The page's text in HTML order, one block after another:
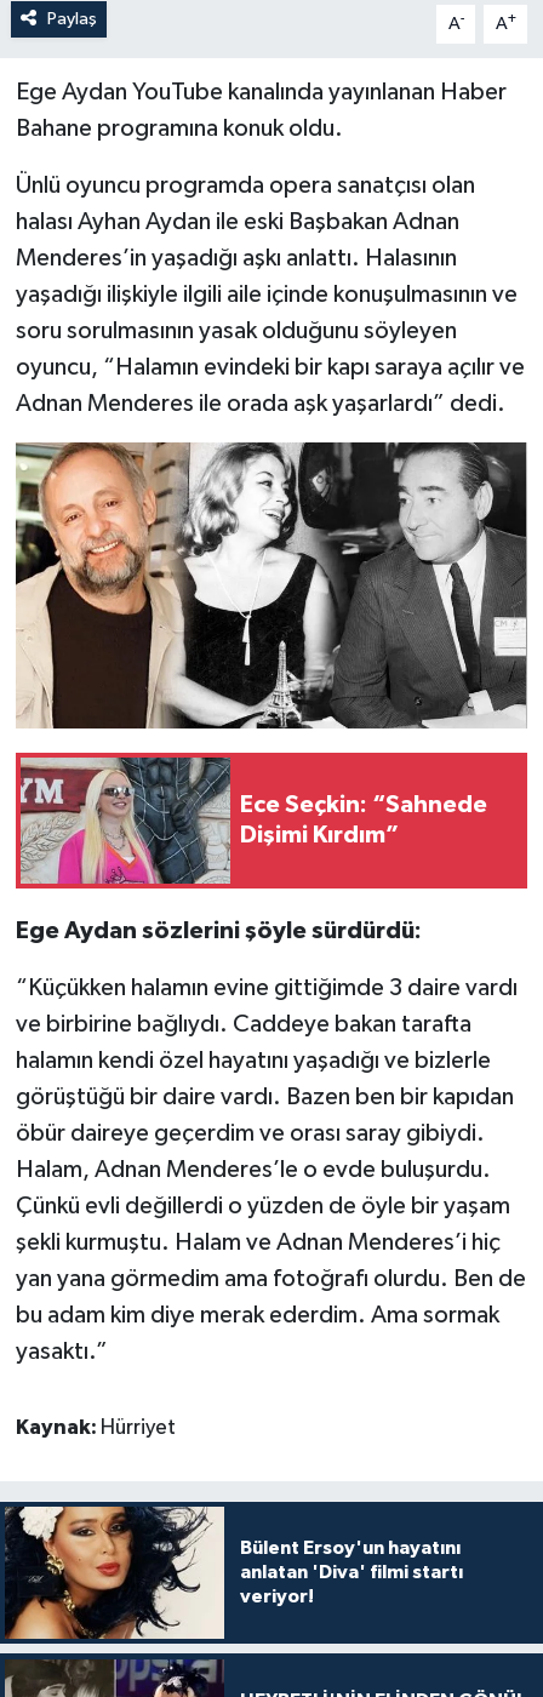
Paylaş A- A+
Ege Aydan YouTube kanalında yayınlanan Haber
Bahane programına konuk oldu.
Ünlü oyuncu programda opera sanatçısı olan
halası Ayhan Aydan ile eski Başbakan Adnan
Menderes’in yaşadığı aşkı anlattı. Halasının
yaşadığı ilişkiyle ilgili aile içinde konuşulmasının ve
soru sorulmasının yasak olduğunu söyleyen
oyuncu, “Halamın evindeki bir kapı saraya açılır ve
Adnan Menderes ile orada aşk yaşarlardı” dedi.
Ece Seçkin: “Sahnede
Dişimi Kırdım”
Ege Aydan sözlerini şöyle sürdürdü:
“Küçükken halamın evine gittiğimde 3 daire vardı
ve birbirine bağlıydı. Caddeye bakan tarafta
halamın kendi özel hayatını yaşadığı ve bizlerle
görüştüğü bir daire vardı. Bazen ben bir kapıdan
öbür daireye geçerdim ve orası saray gibiydi.
Halam, Adnan Menderes’le o evde buluşurdu.
Çünkü evli değillerdi o yüzden de öyle bir yaşam
şekli kurmuştu. Halam ve Adnan Menderes’i hiç
yan yana görmedim ama fotoğrafı olurdu. Ben de
bu adam kim diye merak ederdim. Ama sormak
yasaktı.”
Kaynak: Hürriyet
Bülent Ersoy'un hayatını
anlatan 'Diva' filmi startı
veriyor!